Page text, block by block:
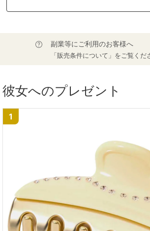
副業等にご利用のお客様へ
「販売条件について」をご覧くだ
彼女へのプレゼント
1